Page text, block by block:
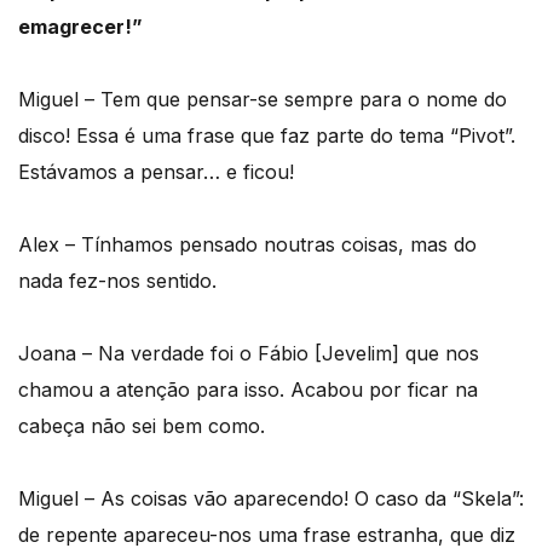
emagrecer!”
Miguel – Tem que pensar-se sempre para o nome do
disco! Essa é uma frase que faz parte do tema “Pivot”.
Estávamos a pensar… e ficou!
Alex – Tínhamos pensado noutras coisas, mas do
nada fez-nos sentido.
Joana – Na verdade foi o Fábio [Jevelim] que nos
chamou a atenção para isso. Acabou por ficar na
cabeça não sei bem como.
Miguel – As coisas vão aparecendo! O caso da “Skela”:
de repente apareceu-nos uma frase estranha, que diz